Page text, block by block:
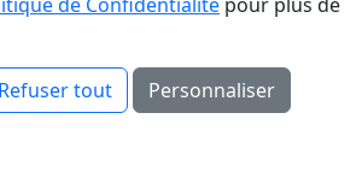
de Confidentialité pour plus de
Refuser tout Personnaliser